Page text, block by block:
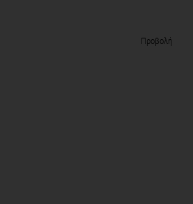
Προβολή